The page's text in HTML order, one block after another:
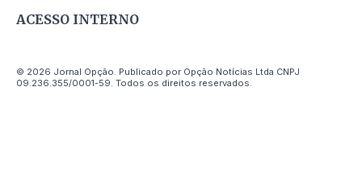
ACESSO INTERNO
© 2026 Jornal Opção. Publicado por Opção Notícias Ltda CNPJ
09.236.355/0001-59. Todos os direitos reservados.